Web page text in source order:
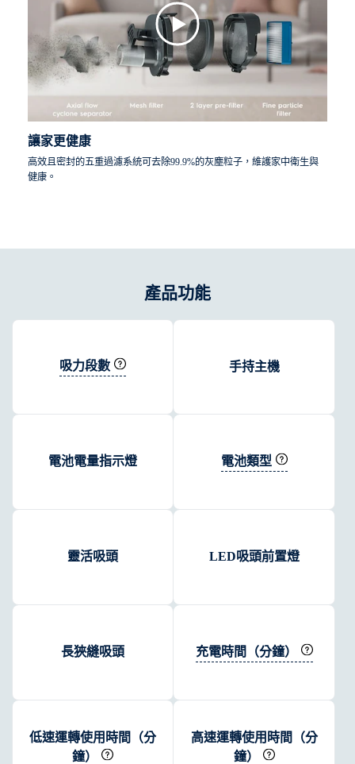
讓家更健康
高效且密封的五重過濾系統可去除99.9%的灰塵粒子，維護家中衛生與
健康。
產品功能
吸力段數 手持主機
電池電量指示燈 電池類型
靈活吸頭 LED吸頭前置燈
長狹縫吸頭 充電時間（分鐘）
低速運轉使用時間（分
鐘）
高速運轉使用時間（分
鐘）